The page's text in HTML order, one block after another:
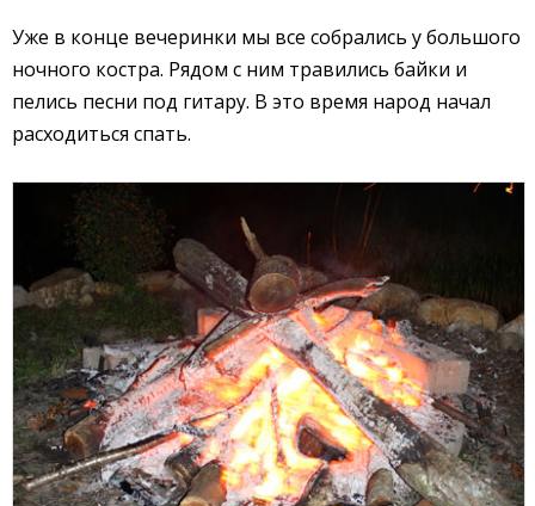
Уже в конце вечеринки мы все собрались у большого
ночного костра. Рядом с ним травились байки и
пелись песни под гитару. В это время народ начал
расходиться спать.